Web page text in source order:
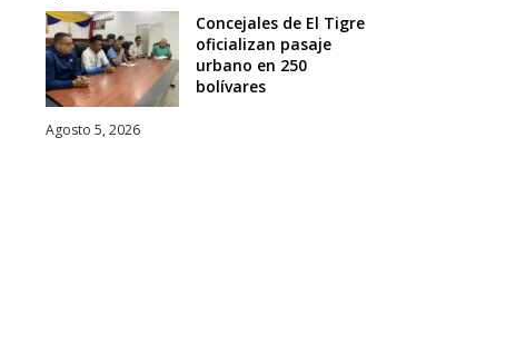
Concejales de El Tigre
oficializan pasaje
urbano en 250
bolívares
Agosto 5, 2026